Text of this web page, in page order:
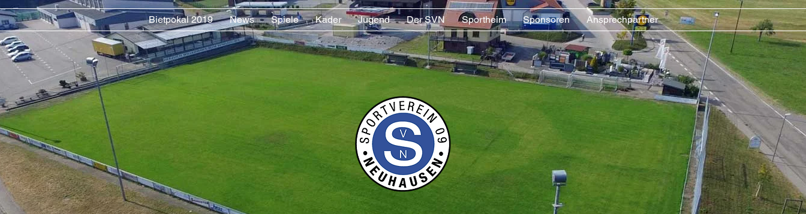
Bietpokal 2019 News Spiele Kader Jugend Der SVN Sportheim Sponsoren Ansprechpartner